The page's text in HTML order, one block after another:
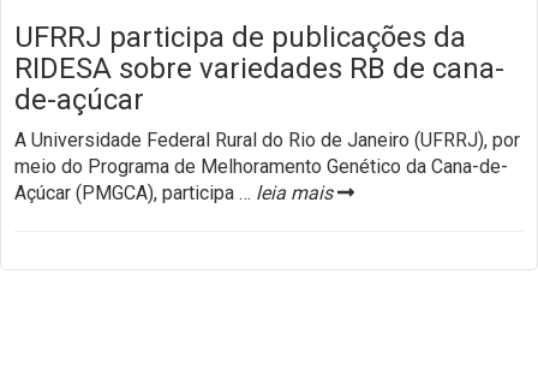
UFRRJ participa de publicações da
RIDESA sobre variedades RB de cana-
de-açúcar
A Universidade Federal Rural do Rio de Janeiro (UFRRJ), por
meio do Programa de Melhoramento Genético da Cana-de-
Açúcar (PMGCA), participa… leia mais